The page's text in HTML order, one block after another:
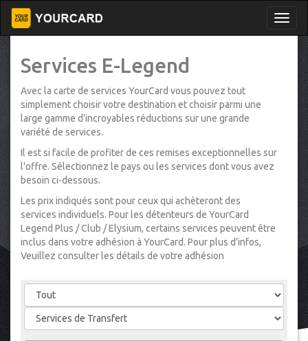
Services E-Legend
Avec la carte de services YourCard vous pouvez tout
simplement choisir votre destination et choisir parmi une
large gamme d’incroyables réductions sur une grande
variété de services.
Il est si facile de profiter de ces remises exceptionnelles sur
l'offre. Sélectionnez le pays ou les services dont vous avez
besoin ci-dessous.
Les prix indiqués sont pour ceux qui achèteront des
services individuels. Pour les détenteurs de YourCard
Legend Plus / Club / Elysium, certains services peuvent être
inclus dans votre adhésion à YourCard. Pour plus d’infos,
Veuillez consulter les détails de votre adhésion